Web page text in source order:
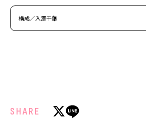
構成／入澤千華
SHARE